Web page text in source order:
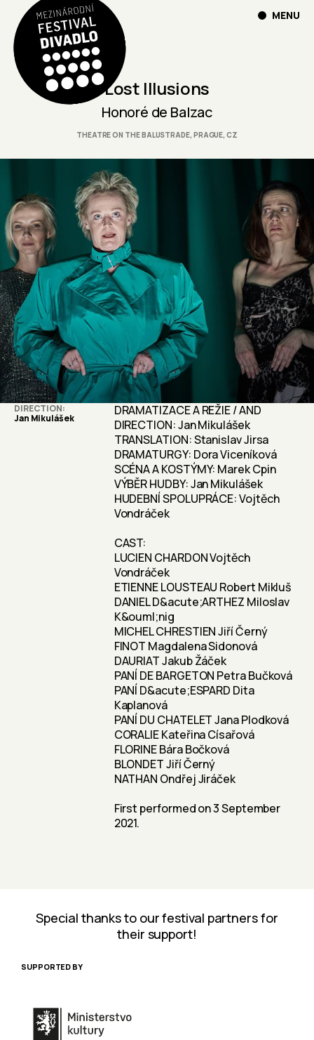
MENU
Lost Illusions
Honoré de Balzac
THEATRE ON THE BALUSTRADE, PRAGUE, CZ
DIRECTION
Jan Mikulášek
DRAMATIZACE A REŽIE / AND
DIRECTION: Jan Mikulášek
TRANSLATION: Stanislav Jirsa
DRAMATURGY: Dora Viceníková
SCÉNA A KOSTÝMY: Marek Cpin
VÝBĚR HUDBY: Jan Mikulášek
HUDEBNÍ SPOLUPRÁCE: Vojtěch
Vondráček
CAST:
LUCIEN CHARDON Vojtěch
Vondráček
ETIENNE LOUSTEAU Robert Mikluš
DANIEL D&acute;ARTHEZ Miloslav
K&ouml;nig
MICHEL CHRESTIEN Jiří Černý
FINOT Magdalena Sidonová
DAURIAT Jakub Žáček
PANÍ DE BARGETON Petra Bučková
PANÍ D&acute;ESPARD Dita
Kaplanová
PANÍ DU CHATELET Jana Plodková
CORALIE Kateřina Císařová
FLORINE Bára Bočková
BLONDET Jiří Černý
NATHAN Ondřej Jiráček
First performed on 3 September
2021.
Special thanks to our festival partners for
their support!
SUPPORTED BY